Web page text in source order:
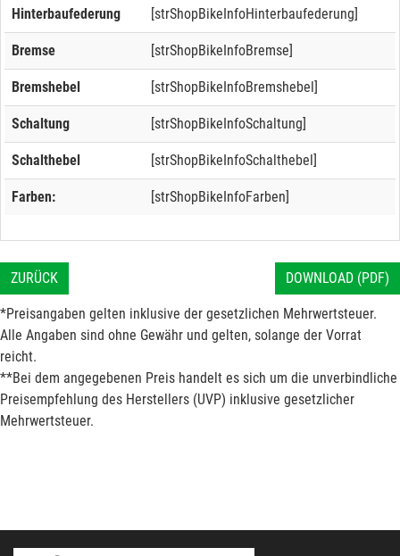
Hinterbaufederung [strShopBikeInfoHinterbaufederung]
Bremse [strShopBikeInfoBremse]
Bremshebel [strShopBikeInfoBremshebel]
Schaltung [strShopBikeInfoSchaltung]
Schalthebel [strShopBikeInfoSchalthebel]
Farben: [strShopBikeInfoFarben]
ZURÜCK DOWNLOAD (PDF)
*Preisangaben gelten inklusive der gesetzlichen Mehrwertsteuer.
Alle Angaben sind ohne Gewähr und gelten, solange der Vorrat
reicht.
**Bei dem angegebenen Preis handelt es sich um die unverbindliche
Preisempfehlung des Herstellers (UVP) inklusive gesetzlicher
Mehrwertsteuer.